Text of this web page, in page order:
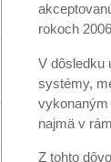
rokoch
V dôsledku
systémy,
vykonaným
najmä v
Z tohto